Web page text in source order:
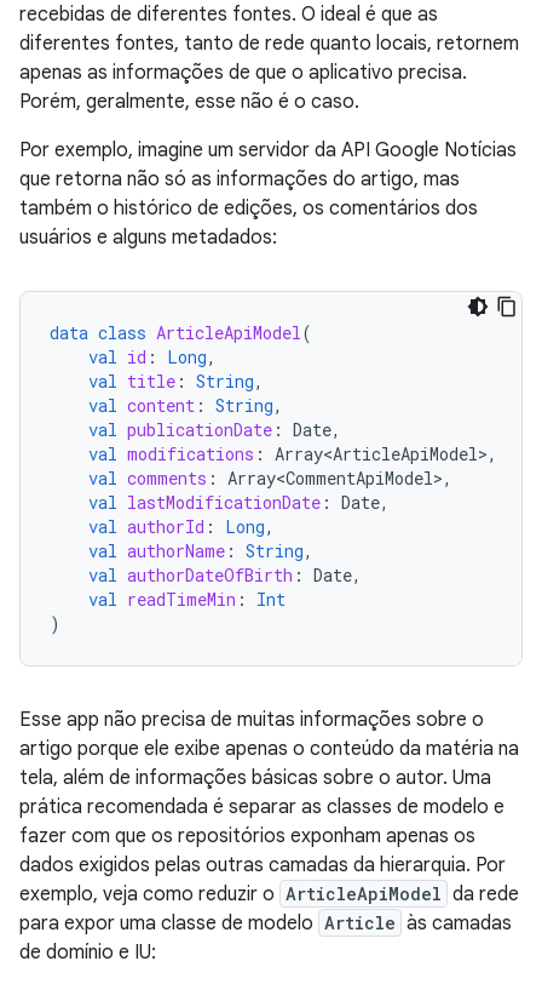
recebidas de diferentes fontes. O ideal é que as
diferentes fontes, tanto de rede quanto locais, retornem
apenas as informações de que o aplicativo precisa.
Porém, geralmente, esse não é o caso.
Por exemplo, imagine um servidor da API Google Notícias
que retorna não só as informações do artigo, mas
também o histórico de edições, os comentários dos
usuários e alguns metadados:
data class ArticleApiModel(
val id : Long,
val title : String,
val content : String,
val publicationDate : Date,
val modifications : Array<ArticleApiModel>,
val comments : Array<CommentApiModel>,
val lastModificationDate : Date,
val authorId : Long,
val authorName : String,
val authorDateOfBirth : Date,
val readTimeMin :
Int
)
Esse app não precisa de muitas informações sobre o
artigo porque ele exibe apenas o conteúdo da matéria na
tela, além de informações básicas sobre o autor. Uma
prática recomendada é separar as classes de modelo e
fazer com que os repositórios exponham apenas os
dados exigidos pelas outras camadas da hierarquia. Por
exemplo, veja como reduzir o ArticleApiModel da rede
para expor uma classe de modelo Article às camadas
de domínio e IU: